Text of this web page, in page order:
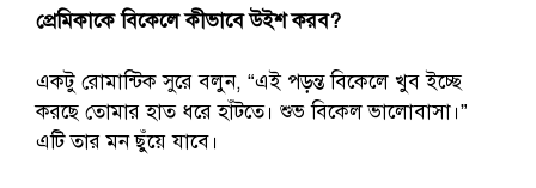
প্রেমিকাকে বিকেলে কীভাবে উইশ করব?
একটু রোমান্টিক সুরে বলুন, “এই পড়ন্ত বিকেলে খুব ইচ্ছে
করছে তোমার হাত ধরে হাঁটতে। শুভ বিকেল ভালোবাসা।”
এটি তার মন ছুঁয়ে যাবে।